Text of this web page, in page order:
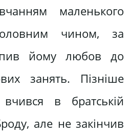
маленького
чином, за
йому любов до
занять. Пізніше
в братській
але не закінчив